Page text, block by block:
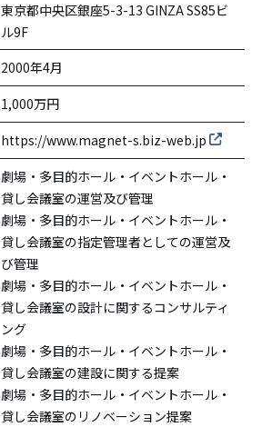
東京都中央区銀座5-3-13 GINZA SS85ビ
ル9F
2000年4月
1,000万円
https://www.magnet-s.biz-web.jp
劇場・多目的ホール・イベントホール・
貸し会議室の運営及び管理
劇場・多目的ホール・イベントホール・
貸し会議室の指定管理者としての運営及
び管理
劇場・多目的ホール・イベントホール・
貸し会議室の設計に関するコンサルティ
ング
劇場・多目的ホール・イベントホール・
貸し会議室の建設に関する提案
劇場・多目的ホール・イベントホール・
貸し会議室のリノベーション提案